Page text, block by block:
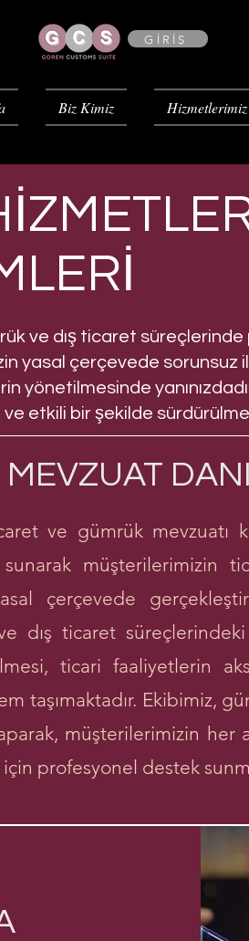
GİRİŞ
Biz Kimiz Hizmetlerimiz
ve dış ticaret süreçlerinde
yasal çerçevede sorunsuz
yönetilmesinde
ve etkili bir şekilde
MEVZUAT
ve gümrük mevzuatı
müşterilerimizin
çerçevede
dış ticaret süreçlerindeki
ticari faaliyetlerin
taşımaktadır. Ekibimiz,
müşterilerimizin her
profesyonel destek